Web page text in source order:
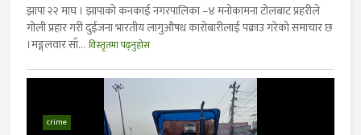
झापा २२ माघ । झापाको कनकाई नगरपालिका –४ मनोकामना टोलबाट प्रहरीले
गोली प्रहार गरी दुईजना भारतीय लागुऔषध कारोबारीलाई पक्राउ गरेको समाचार छ
।मङ्गलवार साँ... विस्तृतमा पढ्नुहोस
crime